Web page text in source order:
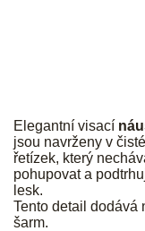
Elegantní visací
jsou navrženy v
řetízek, který
pohupovat a
lesk.
Tento detail dodává
šarm.